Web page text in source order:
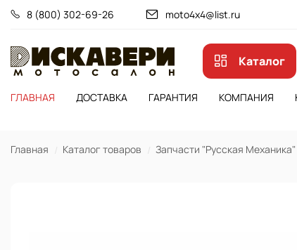
8 (800) 302-69-26 moto4x4@list.ru
Каталог
ГЛАВНАЯ
ДОСТАВКА ГАРАНТИЯ КОМПАНИЯ
Главная Каталог товаров Запчасти "Русская Механика"